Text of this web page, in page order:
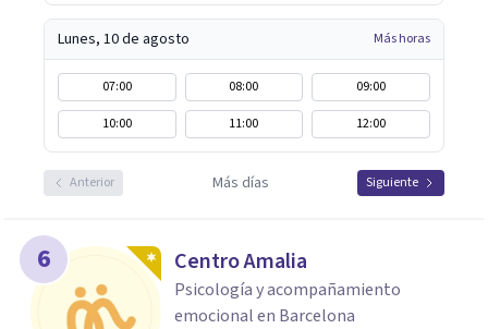
Lunes, 10 de agosto Más horas
07:00 08:00
09:00
10:00
11:00 12:00
Anterior Más días Siguiente
6 Centro Amalia
Psicología y acompañamiento
emocional en Barcelona